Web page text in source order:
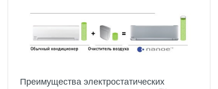
Преимущества электростатических